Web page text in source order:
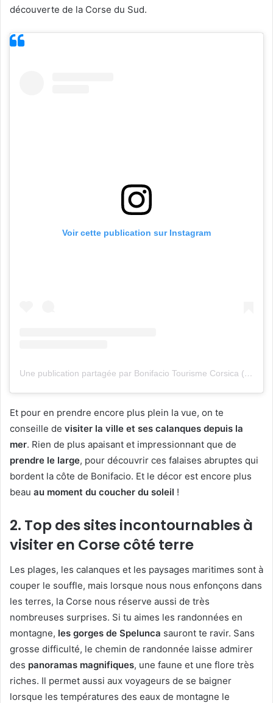
découverte de la Corse du Sud.
Voir cette publication sur Instagram
Une publication partagée par Bonifacio Tourisme Corsica (@bonifaciotourisme)
Et pour en prendre encore plus plein la vue, on te
conseille de visiter la ville et ses calanques depuis la
mer. Rien de plus apaisant et impressionnant que de
prendre le large, pour découvrir ces falaises abruptes qui
bordent la côte de Bonifacio. Et le décor est encore plus
beau au moment du coucher du soleil !
2. Top des sites incontournables à
visiter en Corse côté terre
Les plages, les calanques et les paysages maritimes sont à
couper le souffle, mais lorsque nous nous enfonçons dans
les terres, la Corse nous réserve aussi de très
nombreuses surprises. Si tu aimes les randonnées en
montagne, les gorges de Spelunca sauront te ravir. Sans
grosse difficulté, le chemin de randonnée laisse admirer
des panoramas magnifiques, une faune et une flore très
riches. Il permet aussi aux voyageurs de se baigner
lorsque les températures des eaux de montagne le